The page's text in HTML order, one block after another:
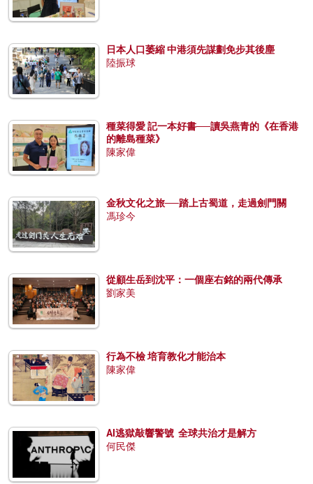
日本人口萎縮 中港須先謀劃免步其後塵
陸振球
種菜得愛 記一本好書──讀吳燕青的《在香港
的離島種菜》
陳家偉
金秋文化之旅──踏上古蜀道，走過劍門關
馮珍今
從顧生岳到沈平：一個座右銘的兩代傳承
劉家美
行為不檢 培育教化才能治本
陳家偉
AI逃獄敲響警號 全球共治才是解方
何民傑